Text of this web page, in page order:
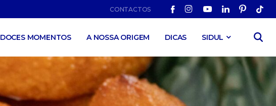
CONTACTOS
DOCES MOMENTOS A NOSSA ORIGEM DICAS SIDUL